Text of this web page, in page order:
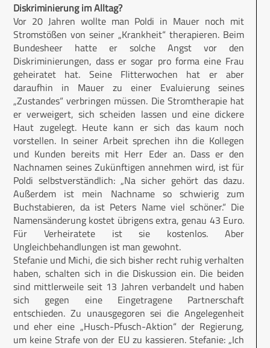
Diskriminierung im Alltag?
Vor 20 Jahren wollte man Poldi in Mauer noch mit
Stromstößen von seiner „Krankheit“ therapieren. Beim
Bundesheer hatte er solche Angst vor den
Diskriminierungen, dass er sogar pro forma eine Frau
geheiratet hat. Seine Flitterwochen hat er aber
daraufhin in Mauer zu einer Evaluierung seines
„Zustandes“ verbringen müssen. Die Stromtherapie hat
er verweigert, sich scheiden lassen und eine dickere
Haut zugelegt. Heute kann er sich das kaum noch
vorstellen. In seiner Arbeit sprechen ihn die Kollegen
und Kunden bereits mit Herr Eder an. Dass er den
Nachnamen seines Zukünftigen annehmen wird, ist für
Poldi selbstverständlich: „Na sicher gehört das dazu.
Außerdem ist mein Nachname so schwierig zum
Buchstabieren, da ist Peters Name viel schöner.“ Die
Namensänderung kostet übrigens extra, genau 43 Euro.
Für Verheiratete ist sie kostenlos. Aber
Ungleichbehandlungen ist man gewohnt.
Stefanie und Michi, die sich bisher recht ruhig verhalten
haben, schalten sich in die Diskussion ein. Die beiden
sind mittlerweile seit 13 Jahren verbandelt und haben
sich gegen eine Eingetragene Partnerschaft
entschieden. Zu unausgegoren sei die Angelegenheit
und eher eine „Husch-Pfusch-Aktion“ der Regierung,
um keine Strafe von der EU zu kassieren. Stefanie: „Ich